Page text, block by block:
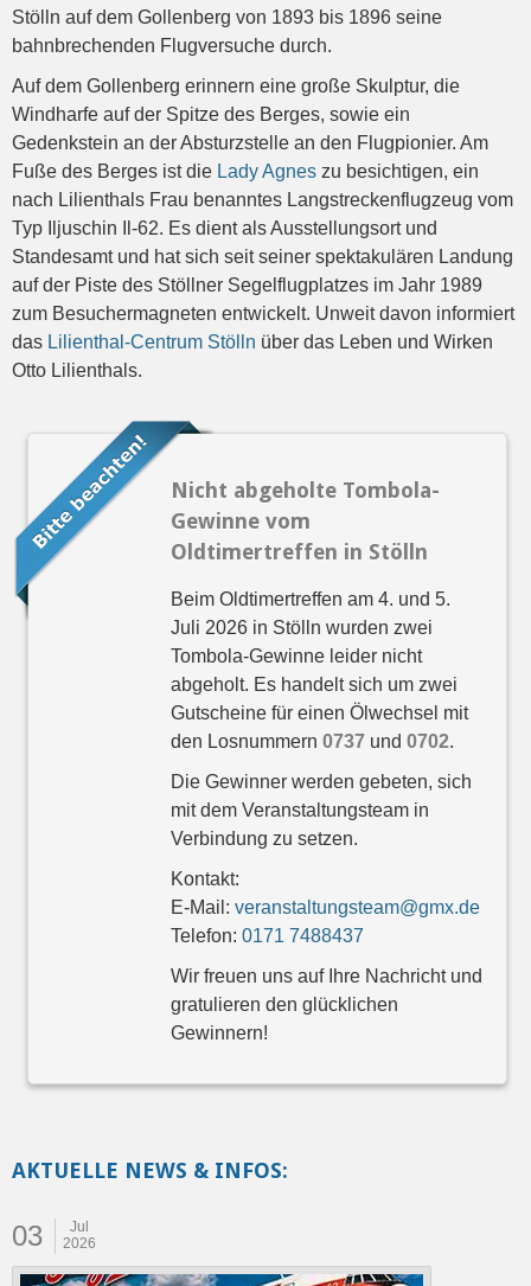
Stölln auf dem Gollenberg von 1893 bis 1896 seine
bahnbrechenden Flugversuche durch.
Auf dem Gollenberg erinnern eine große Skulptur, die
Windharfe auf der Spitze des Berges, sowie ein
Gedenkstein an der Absturzstelle an den Flugpionier. Am
Fuße des Berges ist die Lady Agnes zu besichtigen, ein
nach Lilienthals Frau benanntes Langstreckenflugzeug vom
Typ Iljuschin Il-62. Es dient als Ausstellungsort und
Standesamt und hat sich seit seiner spektakulären Landung
auf der Piste des Stöllner Segelflugplatzes im Jahr 1989
zum Besuchermagneten entwickelt. Unweit davon informiert
das Lilienthal-Centrum Stölln über das Leben und Wirken
Otto Lilienthals.
Nicht abgeholte Tombola-
Gewinne vom
Oldtimertreffen in Stölln
Beim Oldtimertreffen am 4. und 5.
Juli 2026 in Stölln wurden zwei
Tombola-Gewinne leider nicht
abgeholt. Es handelt sich um zwei
Gutscheine für einen Ölwechsel mit
den Losnummern 0737 und 0702.
Die Gewinner werden gebeten, sich
mit dem Veranstaltungsteam in
Verbindung zu setzen.
Kontakt:
E-Mail: veranstaltungsteam@gmx.de
Telefon: 0171 7488437
Wir freuen uns auf Ihre Nachricht und
gratulieren den glücklichen
Gewinnern!
AKTUELLE NEWS & INFOS:
03
Jul
2026